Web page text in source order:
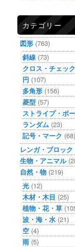
カテゴリー
図形 (763)
斜線 (73)
クロス・チェック
円 (107)
多角形 (156)
菱型 (57)
ストライプ・ボ
ランダム (23)
記号・マーク (68)
レンガ・ブロッ
生物・アニマル
自然・物 (219)
光 (12)
木材・木目 (25)
植物・花・草
波・海・水 (21)
空 (4)
雨 (5)